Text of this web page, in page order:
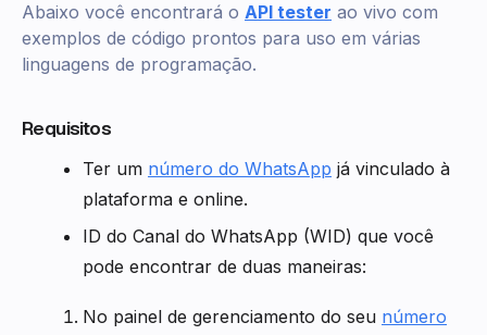
Abaixo você encontrará o API tester ao vivo com
exemplos de código prontos para uso em várias
linguagens de programação.
Requisitos
Ter um número do WhatsApp já vinculado à
plataforma e online.
ID do Canal do WhatsApp (WID) que você
pode encontrar de duas maneiras:
No painel de gerenciamento do seu número